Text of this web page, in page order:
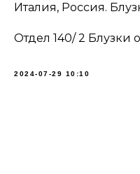
Италия, Россия.
Отдел 140/ 2 Блузки
2024-07-29 10:10